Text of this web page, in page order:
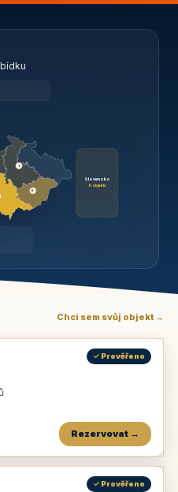
Slovensko
6 objektů
1
6
Chci sem svůj objekt →
✓ Prověřeno
Rezervovat →
✓ Prověřeno